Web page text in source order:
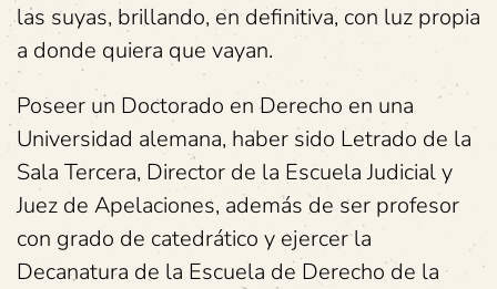
las suyas, brillando, en definitiva, con luz propia
a donde quiera que vayan.
Poseer un Doctorado en Derecho en una
Universidad alemana, haber sido Letrado de la
Sala Tercera, Director de la Escuela Judicial y
Juez de Apelaciones, además de ser profesor
con grado de catedrático y ejercer la
Decanatura de la Escuela de Derecho de la